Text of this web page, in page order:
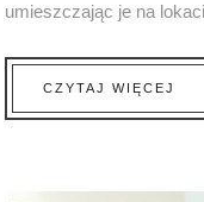
umieszczając je na
CZYTAJ WIĘCEJ